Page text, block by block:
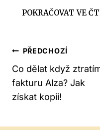
Navigace
Pro
Příspěvek
PŘEDCHOZÍ
Co dělat když
fakturu Alza? Jak
získat kopii!